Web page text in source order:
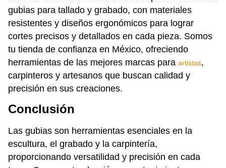
gubias para tallado y grabado, con materiales
resistentes y diseños ergonómicos para lograr
cortes precisos y detallados en cada pieza. Somos
tu tienda de confianza en México, ofreciendo
herramientas de las mejores marcas para artistas,
carpinteros y artesanos que buscan calidad y
precisión en sus creaciones.
Conclusión
Las gubias son herramientas esenciales en la
escultura, el grabado y la carpintería,
proporcionando versatilidad y precisión en cada